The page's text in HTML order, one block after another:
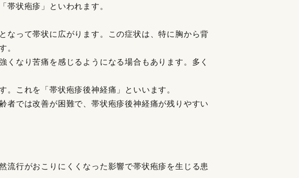
状疱疹」といわれます。
なって帯状に広がります。この症状は、特に胸から背
。
なり苦痛を感じるようになる場合もあります。多く
これを「帯状疱疹後神経痛」といいます。
者では改善が困難で、帯状疱疹後神経痛が残りやすい
流行がおこりにくくなった影響で帯状疱疹を生じる患